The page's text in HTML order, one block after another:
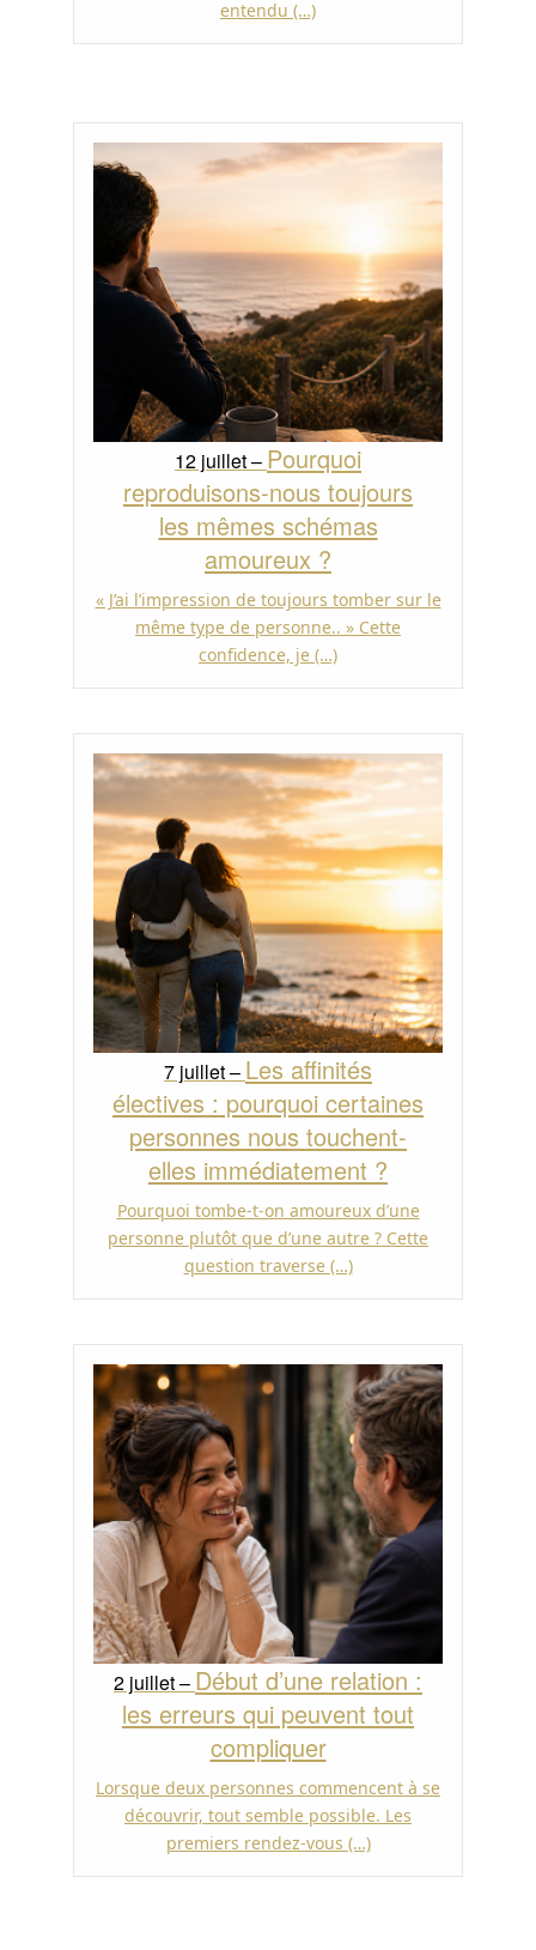
entendu (…)
12 juillet – Pourquoi
reproduisons-nous toujours
les mêmes schémas
amoureux ?
« J’ai l’impression de toujours tomber sur le
même type de personne.. » Cette
confidence, je (…)
7 juillet – Les affinités
électives : pourquoi certaines
personnes nous touchent-
elles immédiatement ?
Pourquoi tombe-t-on amoureux d’une
personne plutôt que d’une autre ? Cette
question traverse (…)
2 juillet – Début d’une relation :
les erreurs qui peuvent tout
compliquer
Lorsque deux personnes commencent à se
découvrir, tout semble possible. Les
premiers rendez-vous (…)